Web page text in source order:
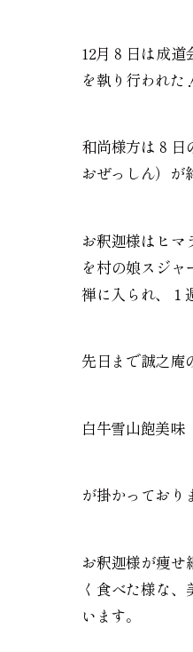
12月８日は成
を執り行われた
和尚様方は８日
おぜっしん）が
お釈迦様はヒマ
を村の娘スジ
禅に入られ、１
先日まで誠之庵
白牛雪山飽美
が掛かっており
お釈迦様が痩せ
く食べた様な
います。